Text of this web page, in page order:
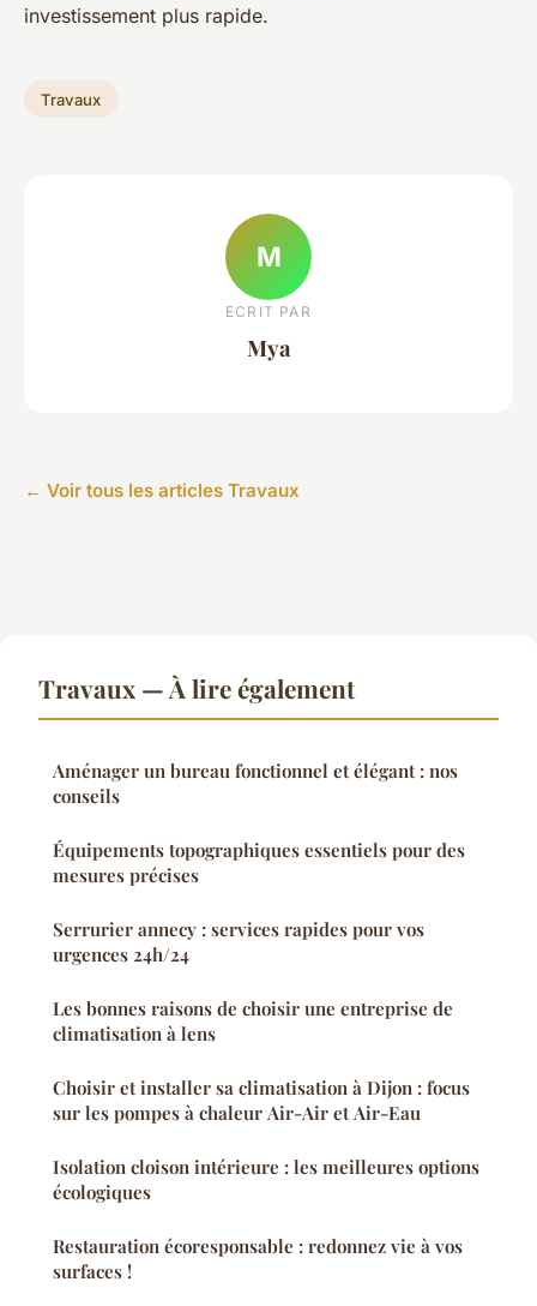
investissement plus rapide.
Travaux
M
ECRIT PAR
Mya
← Voir tous les articles Travaux
Travaux — À lire également
Aménager un bureau fonctionnel et élégant : nos
conseils
Équipements topographiques essentiels pour des
mesures précises
Serrurier annecy : services rapides pour vos
urgences 24h/24
Les bonnes raisons de choisir une entreprise de
climatisation à lens
Choisir et installer sa climatisation à Dijon : focus
sur les pompes à chaleur Air-Air et Air-Eau
Isolation cloison intérieure : les meilleures options
écologiques
Restauration écoresponsable : redonnez vie à vos
surfaces !